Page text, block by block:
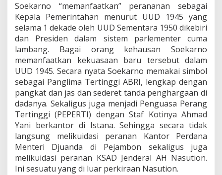
Soekarno “memanfaatkan” perananan sebagai
Kepala Pemerintahan menurut UUD 1945 yang
selama 1 dekade oleh UUD Sementara 1950 dikebiri
dan Presiden dalam sistem parlementer cuma
lambang. Bagai orang kehausan Soekarno
memanfaatkan kekuasaan baru tersebut dalam
UUD 1945. Secara nyata Soekarno memakai simbol
sebagai Panglima Tertinggi ABRI, lengkap dengan
pangkat dan jas dan sederet tanda penghargaan di
dadanya. Sekaligus juga menjadi Penguasa Perang
Tertinggi (PEPERTI) dengan Staf Kotinya Ahmad
Yani berkantor di Istana. Sehingga secara tidak
langsung melikuidasi peranan Kantor Perdana
Menteri Djuanda di Pejambon sekaligus juga
melikuidasi peranan KSAD Jenderal AH Nasution.
Ini sesuatu yang di luar perkiraan Nasution.